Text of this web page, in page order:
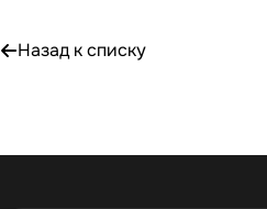
Назад к списку